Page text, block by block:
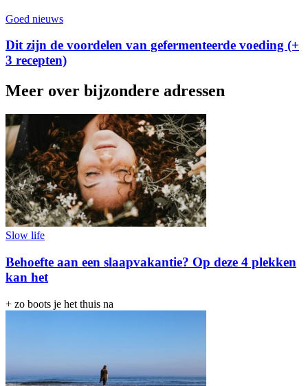
Goed nieuws
Dit zijn de voordelen van gefermenteerde voeding (+
3 recepten)
Meer over bijzondere adressen
Slow life
Behoefte aan een slaapvakantie? Op deze 4 plekken
kan het
+ zo boots je het thuis na